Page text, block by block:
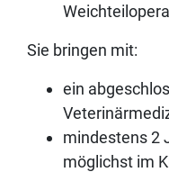
Sie bringen mit:
ein
mindestens 2
möglichst im